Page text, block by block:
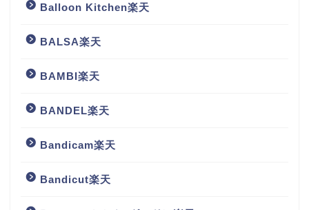
Balloon Kitchen楽天
BALSA楽天
BAMBI楽天
BANDEL楽天
Bandicam楽天
Bandicut楽天